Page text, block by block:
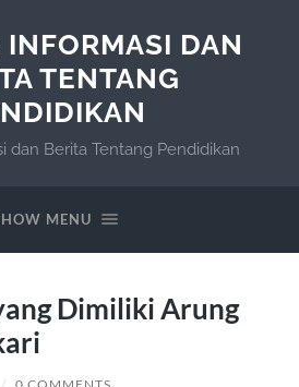
DAN
TENTANG
dan Berita Tentang Pendidikan
MENU
Dimiliki Arung